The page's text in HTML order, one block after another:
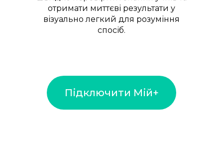
отримати миттєві результати у
візуально легкий для розуміння
спосіб.
Підключити Мій+